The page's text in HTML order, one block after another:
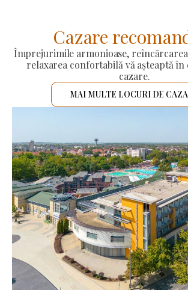
Cazare
Împrejurimile armonioase,
relaxarea confortabilă vă așteaptă în
cazare.
MAI MULTE LOCURI DE